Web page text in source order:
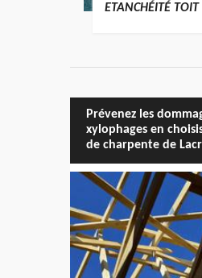
ETANCHÉITÉ TOIT
Prévenez les
xylophages en
de charpente de